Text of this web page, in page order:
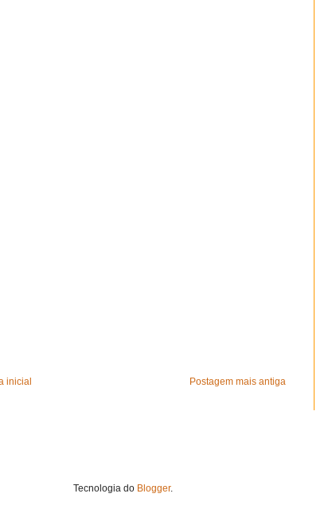
Postagem mais antiga
inicial
Tecnologia do Blogger.